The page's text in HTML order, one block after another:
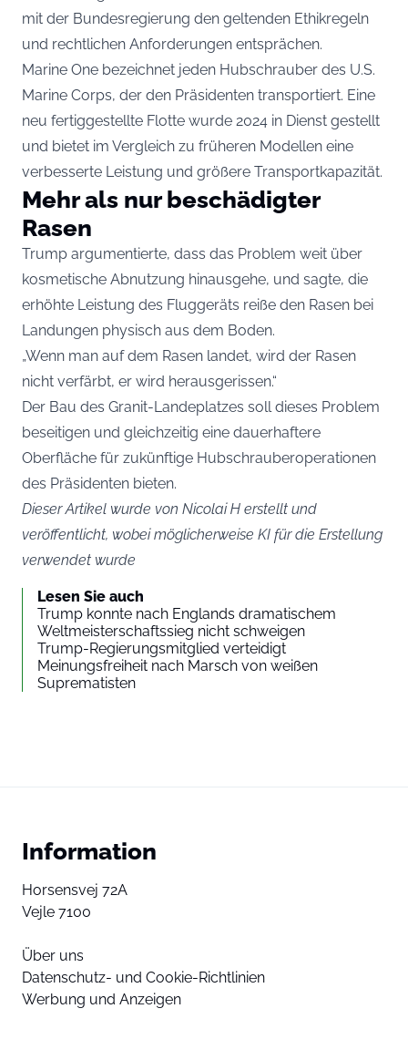
mit der Bundesregierung den geltenden Ethikregeln
und rechtlichen Anforderungen entsprächen.
Marine One bezeichnet jeden Hubschrauber des U.S.
Marine Corps, der den Präsidenten transportiert. Eine
neu fertiggestellte Flotte wurde 2024 in Dienst gestellt
und bietet im Vergleich zu früheren Modellen eine
verbesserte Leistung und größere Transportkapazität.
Mehr als nur beschädigter
Rasen
Trump argumentierte, dass das Problem weit über
kosmetische Abnutzung hinausgehe, und sagte, die
erhöhte Leistung des Fluggeräts reiße den Rasen bei
Landungen physisch aus dem Boden.
„Wenn man auf dem Rasen landet, wird der Rasen
nicht verfärbt, er wird herausgerissen.“
Der Bau des Granit-Landeplatzes soll dieses Problem
beseitigen und gleichzeitig eine dauerhaftere
Oberfläche für zukünftige Hubschrauberoperationen
des Präsidenten bieten.
Dieser Artikel wurde von Nicolai H erstellt und
veröffentlicht, wobei möglicherweise KI für die Erstellung
verwendet wurde
Lesen Sie auch
Trump konnte nach Englands dramatischem
Weltmeisterschaftssieg nicht schweigen
Trump-Regierungsmitglied verteidigt
Meinungsfreiheit nach Marsch von weißen
Suprematisten
Information
Horsensvej 72A
Vejle 7100
Über uns
Datenschutz- und Cookie-Richtlinien
Werbung und Anzeigen